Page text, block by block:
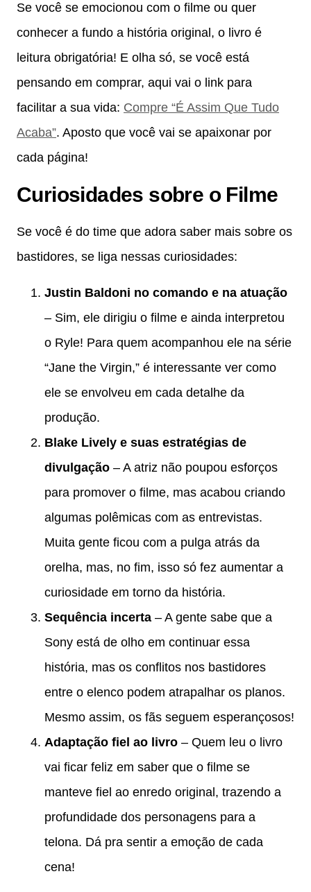
Se você se emocionou com o filme ou quer
conhecer a fundo a história original, o livro é
leitura obrigatória! E olha só, se você está
pensando em comprar, aqui vai o link para
facilitar a sua vida: Compre “É Assim Que Tudo
Acaba”. Aposto que você vai se apaixonar por
cada página!
Curiosidades sobre o Filme
Se você é do time que adora saber mais sobre os
bastidores, se liga nessas curiosidades:
Justin Baldoni no comando e na atuação
– Sim, ele dirigiu o filme e ainda interpretou
o Ryle! Para quem acompanhou ele na série
“Jane the Virgin,” é interessante ver como
ele se envolveu em cada detalhe da
produção.
Blake Lively e suas estratégias de
divulgação – A atriz não poupou esforços
para promover o filme, mas acabou criando
algumas polêmicas com as entrevistas.
Muita gente ficou com a pulga atrás da
orelha, mas, no fim, isso só fez aumentar a
curiosidade em torno da história.
Sequência incerta – A gente sabe que a
Sony está de olho em continuar essa
história, mas os conflitos nos bastidores
entre o elenco podem atrapalhar os planos.
Mesmo assim, os fãs seguem esperançosos!
Adaptação fiel ao livro – Quem leu o livro
vai ficar feliz em saber que o filme se
manteve fiel ao enredo original, trazendo a
profundidade dos personagens para a
telona. Dá pra sentir a emoção de cada
cena!